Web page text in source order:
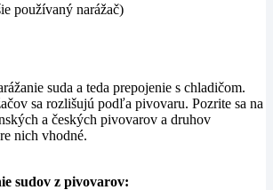
používaný narážač)
suda a teda prepojenie s chladičom.
sa rozlišujú podľa pivovaru. Pozrite sa na
a českých pivovarov a druhov
nich vhodné.
sudov z pivovarov: